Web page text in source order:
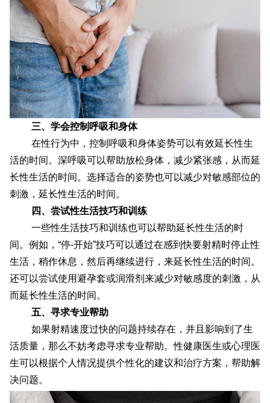
三、学会控制呼吸和身体
在性行为中，控制呼吸和身体姿势可以有效延长性生
活的时间。深呼吸可以帮助放松身体，减少紧张感，从而延
长性生活的时间。选择适合的姿势也可以减少对敏感部位的
刺激，延长性生活的时间。
四、尝试性生活技巧和训练
一些性生活技巧和训练也可以帮助延长性生活的时
间。例如，“停-开始”技巧可以通过在感到快要射精时停止性
生活，稍作休息，然后再继续进行，来延长性生活的时间。
还可以尝试使用避孕套或润滑剂来减少对敏感度的刺激，从
而延长性生活的时间。
五、寻求专业帮助
如果射精速度过快的问题持续存在，并且影响到了生
活质量，那么不妨考虑寻求专业帮助。性健康医生或心理医
生可以根据个人情况提供个性化的建议和治疗方案，帮助解
决问题。